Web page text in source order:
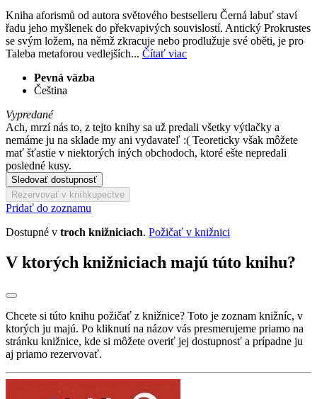
Kniha aforismů od autora světového bestselleru Černá labuť staví
řadu jeho myšlenek do překvapivých souvislostí. Antický Prokrustes
se svým ložem, na němž zkracuje nebo prodlužuje své oběti, je pro
Taleba metaforou vedlejších... Čítať viac
Pevná väzba
Čeština
Vypredané
Ach, mrzí nás to, z tejto knihy sa už predali všetky výtlačky a
nemáme ju na sklade my ani vydavateľ :( Teoreticky však môžete
mať šťastie v niektorých iných obchodoch, ktoré ešte nepredali
posledné kusy.
Sledovať dostupnosť
Rezervovať v kníhkupectve
Pridať do zoznamu
Dostupné v troch knižniciach. Požičať v knižnici
V ktorých knižniciach majú túto knihu?
Chcete si túto knihu požičať z knižnice? Toto je zoznam knižníc, v
ktorých ju majú. Po kliknutí na názov vás presmerujeme priamo na
stránku knižnice, kde si môžete overiť jej dostupnosť a prípadne ju
aj priamo rezervovať.